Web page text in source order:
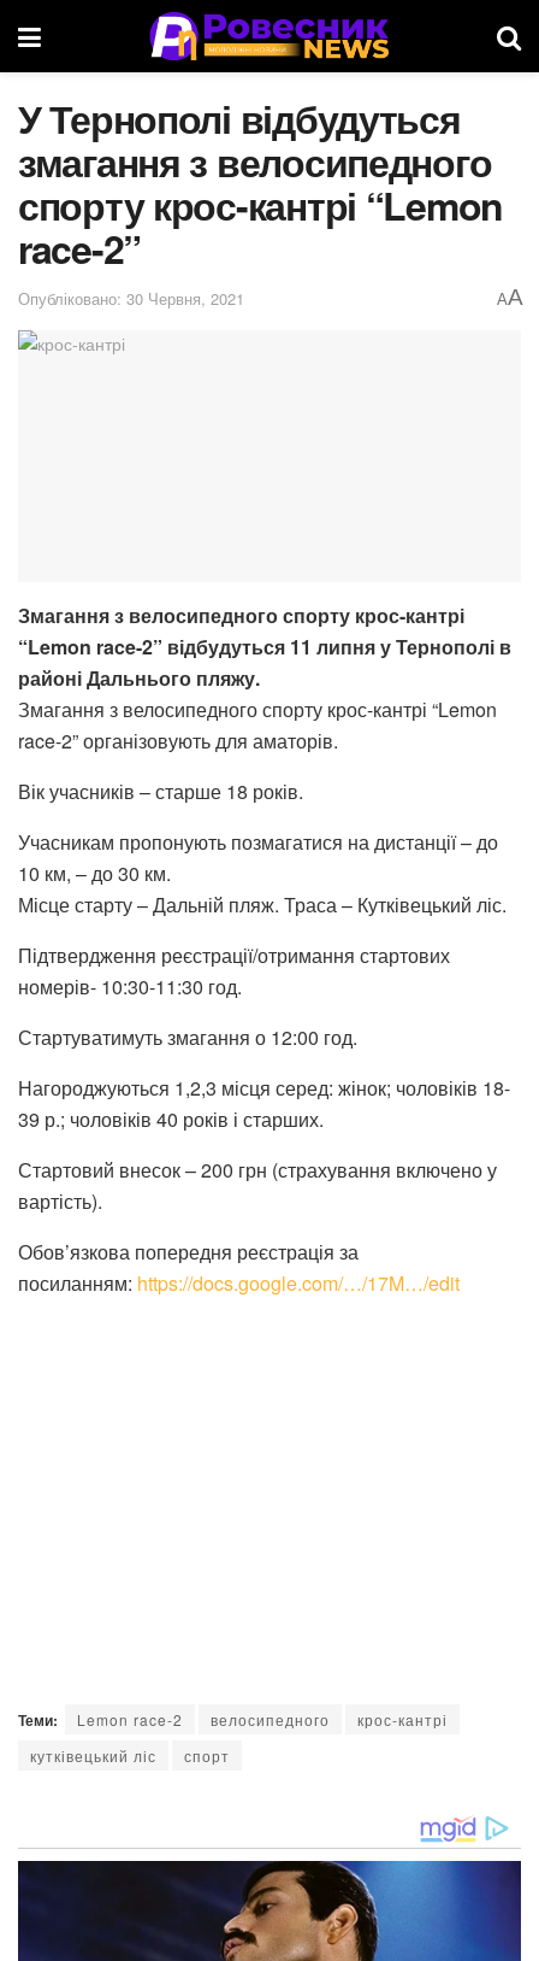
У Тернополі відбудуться
змагання з велосипедного
спорту крос-кантрі “Lemon
race-2”
Опубліковано: 30 Червня, 2021 AA
Змагання з велосипедного спорту крос-кантрі
“Lemon race-2” відбудуться 11 липня у Тернополі в
районі Дальнього пляжу.
Змагання з велосипедного спорту крос-кантрі “Lemon
race-2” організовують для аматорів.
Вік учасників – старше 18 років.
Учасникам пропонують позмагатися на дистанції – до
10 км, – до 30 км.
Місце старту – Дальній пляж. Траса – Кутківецький ліс.
Підтвердження реєстрації/отримання стартових
номерів- 10:30-11:30 год.
Стартуватимуть змагання о 12:00 год.
Нагороджуються 1,2,3 місця серед: жінок; чоловіків 18-
39 р.; чоловіків 40 років і старших.
Стартовий внесок – 200 грн (страхування включено у
вартість).
Обов’язкова попередня реєстрація за
посиланням: https://docs.google.com/…/17M…/edit
Теми: Lemon race-2 велосипедного
крос-кантрі
кутківецький ліс
спорт